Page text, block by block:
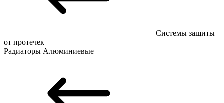
Системы защиты
от протечек
Радиаторы Алюминиевые